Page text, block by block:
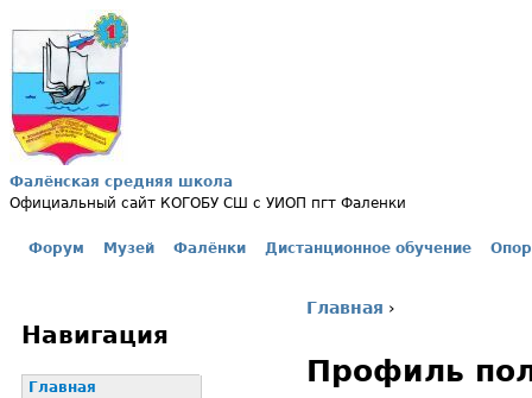
Jump to navigation
Фалёнская средняя школа
Официальный сайт КОГОБУ СШ с УИОП пгт Фаленки
Главная ›
Профиль
Форум Музей Фалёнки Дистанционное обучение
Навигация
Главная